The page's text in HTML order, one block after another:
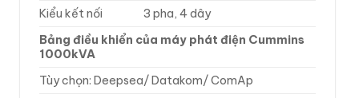
Kiểu kết nối
3 pha, 4 dây
Bảng điều khiển của máy phát điện Cummins
1000kVA
Tùy chọn: Deepsea/ Datakom/ ComAp